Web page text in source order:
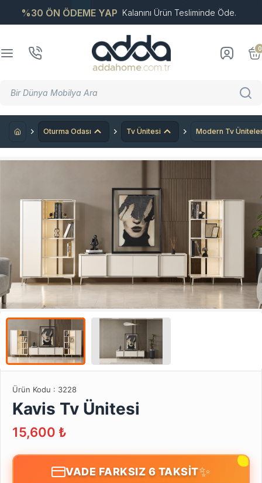
%30 ÖN ÖDEME YAP Kalanını Ürün Tesliminde Öde.
0
Oturma Odası Tv Ünitesi Modern Tv
Ürün Kodu : 3228
Kavis Tv Ünitesi
15,600 ₺
VADE FARKSIZ 6 TAKSİT✨